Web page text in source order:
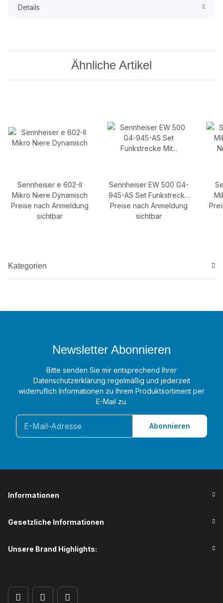
Details
Ähnliche Artikel
Sennheiser e 602-II
Mikro Niere Dynamisch
Preise nach Anmeldung
sichtbar
Sennheiser EW 500 G4-
945-AS Set Funkstrecke
Mit Handsender
Superniere Dynamisch
Preise nach Anmeldung
sichtbar
Kategorien
Newsletter Abonnieren
Bitte senden Sie mir entsprechend Ihrer
Datenschutzerklärung regelmäßig und jederzeit
widerruflich Informationen zu Ihrem Produktsortiment per
E-Mail zu.
Abonnieren
Informationen
Gesetzliche Informationen
Unsere Brand Highlights: